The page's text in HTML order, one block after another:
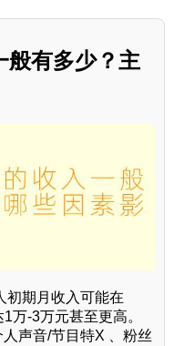
般有多少？主
初期月收入可能在
万-3万元甚至更高。
声音/节目特X 、粉丝